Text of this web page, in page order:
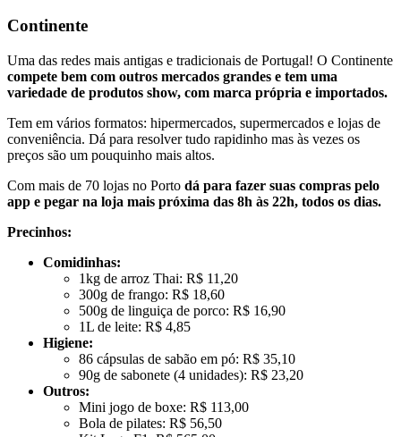
Continente
Uma das redes mais antigas e tradicionais de Portugal! O Continente
compete bem com outros mercados grandes e tem uma
variedade de produtos show, com marca própria e importados.
Tem em vários formatos: hipermercados, supermercados e lojas de
conveniência. Dá para resolver tudo rapidinho mas às vezes os
preços são um pouquinho mais altos.
Com mais de 70 lojas no Porto dá para fazer suas compras pelo
app e pegar na loja mais próxima das 8h às 22h, todos os dias.
Precinhos:
Comidinhas:
1kg de arroz Thai: R$ 11,20
300g de frango: R$ 18,60
500g de linguiça de porco: R$ 16,90
1L de leite: R$ 4,85
Higiene:
86 cápsulas de sabão em pó: R$ 35,10
90g de sabonete (4 unidades): R$ 23,20
Outros:
Mini jogo de boxe: R$ 113,00
Bola de pilates: R$ 56,50